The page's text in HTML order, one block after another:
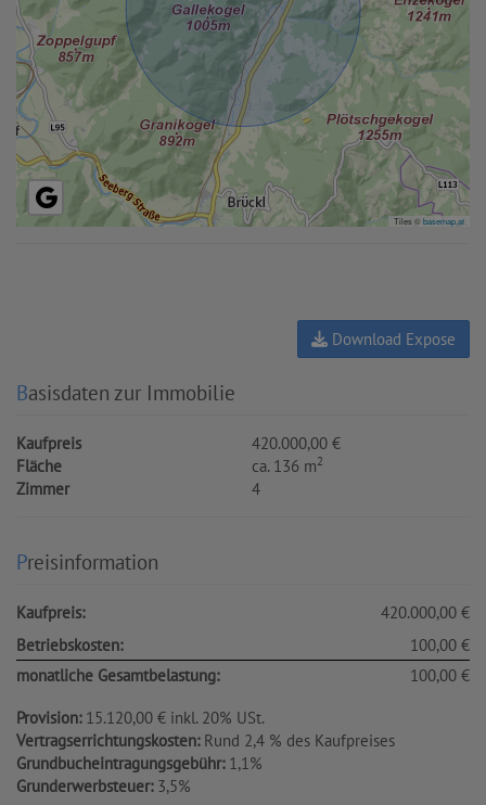
Tiles ©basemap.at
Download Expose
Basisdaten zur Immobilie
Kaufpreis
420.000,00 €
Fläche
ca. 136 m2
Zimmer 4
Preisinformation
Kaufpreis:
420.000,00 €
Betriebskosten:
100,00 €
monatliche Gesamtbelastung:
100,00 €
Provision: 15.120,00 € inkl. 20% USt.
Vertragserrichtungskosten: Rund 2,4 % des Kaufpreises
Grundbucheintragungsgebühr: 1,1%
Grunderwerbsteuer: 3,5%